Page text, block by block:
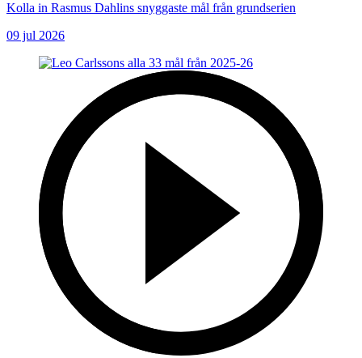
Kolla in Rasmus Dahlins snyggaste mål från grundserien
09 jul 2026